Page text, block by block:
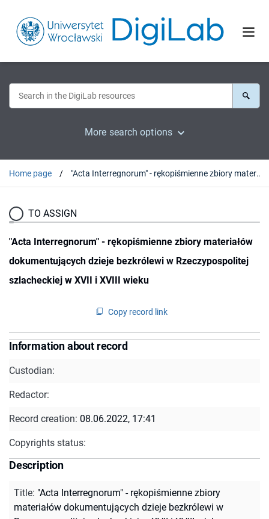
More search options
Home page "Acta Interregnorum" - rękopiśmienne zbiory materiałów dokumentujących dzieje bezkrólewi w Rzeczypospolitej szlacheckiej w XVII i XVIII wieku
TO ASSIGN
"Acta Interregnorum" - rękopiśmienne zbiory materiałów
dokumentujących dzieje bezkrólewi w Rzeczypospolitej
szlacheckiej w XVII i XVIII wieku
Copy record link
Information about record
Custodian:
Redactor:
Record creation: 08.06.2022, 17:41
Copyrights status:
Description
Title: "Acta Interregnorum" - rękopiśmienne zbiory
materiałów dokumentujących dzieje bezkrólewi w